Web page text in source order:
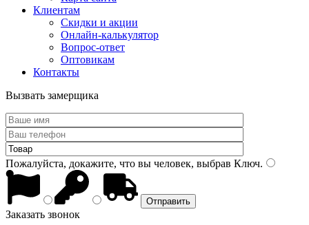
Клиентам
Скидки и акции
Онлайн-калькулятор
Вопрос-ответ
Оптовикам
Контакты
Вызвать замерщика
Пожалуйста, докажите, что вы человек, выбрав Ключ.
Заказать звонок